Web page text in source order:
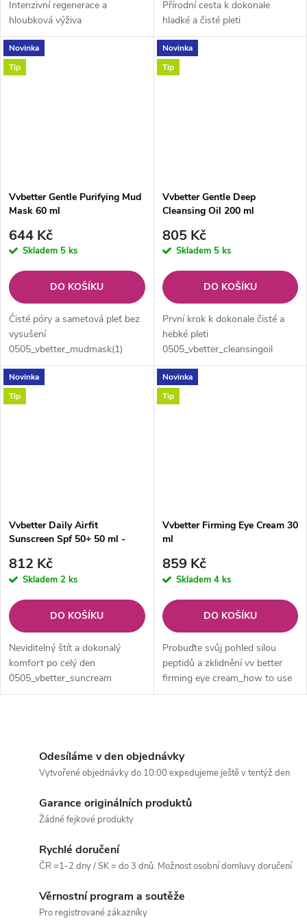
Intenzivní regenerace a
hloubková výživa
Přírodní cesta k dokonale
hladké a čisté pleti
Novinka
Tip
Vvbetter Gentle Purifying Mud
Mask 60 ml
644 Kč
Skladem 5 ks
DO KOŠÍKU
Čisté póry a sametová pleť bez
vysušení
0505_vbetter_mudmask(1)
Novinka
Tip
Vvbetter Gentle Deep
Cleansing Oil 200 ml
čištění pleti
805 Kč
Skladem 5 ks
DO KOŠÍKU
První krok k dokonale čisté a
hebké pleti
0505_vbetter_cleansingoil
Novinka
Tip
Vvbetter Daily Airfit
Sunscreen Spf 50+ 50 ml -
812 Kč
Skladem 2 ks
DO KOŠÍKU
Neviditelný štít a dokonalý
komfort po celý den
0505_vbetter_suncream
Novinka
Tip
Vvbetter Firming Eye Cream 30
ml
859 Kč
Skladem 4 ks
DO KOŠÍKU
Probuďte svůj pohled silou
peptidů a zklidnění vv better
firming eye cream_how to use
Odesíláme v den objednávky
Vytvořené objednávky do 10:00 expedujeme ještě v tentýž den
Garance originálních produktů
Žádné fejkové produkty
Rychlé doručení
ČR =1-2 dny / SK = do 3 dnů. Možnost osobní domluvy doručení
Věrnostní program a soutěže
Pro registrované zákazníky